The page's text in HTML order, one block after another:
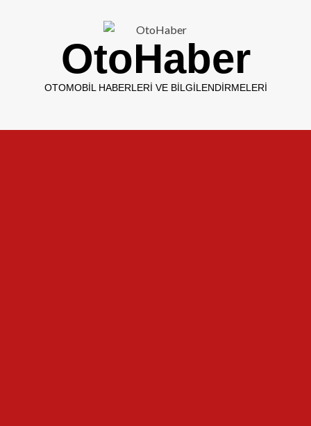
OtoHaber
OTOMOBIL HABERLERI VE BILGILENDIRMELERI